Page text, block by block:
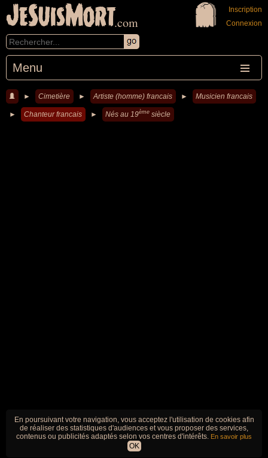
JeSuisMort.com
Menu
Inscription
Connexion
► Cimetière ► Artiste (homme) francais ► Musicien francais
► Chanteur francais ► Nés au 19ème siècle
En poursuivant votre navigation, vous acceptez l'utilisation de cookies afin
de réaliser des statistiques d'audiences et vous proposer des services,
contenus ou publicités adaptés selon vos centres d'intérêts. En savoir plus
OK